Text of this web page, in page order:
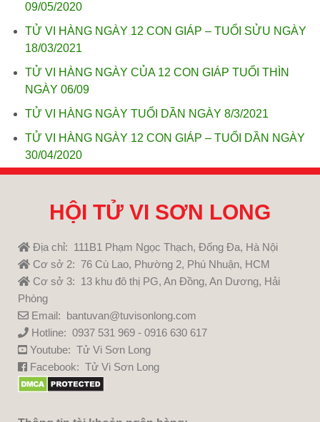
09/05/2020
TỬ VI HÀNG NGÀY 12 CON GIÁP – TUỔI SỬU NGÀY
18/03/2021
TỬ VI HÀNG NGÀY CỦA 12 CON GIÁP TUỔI THÌN
NGÀY 06/09
TỬ VI HÀNG NGÀY TUỔI DẦN NGÀY 8/3/2021
TỬ VI HÀNG NGÀY 12 CON GIÁP – TUỔI DẦN NGÀY
30/04/2020
HỘI TỬ VI SƠN LONG
Địa chỉ: 111B1 Phạm Ngọc Thạch, Đống Đa, Hà Nội
Cơ sở 2: 76 Cù Lao, Phường 2, Phú Nhuận, HCM
Cơ sở 3: 13 khu đô thị PG, An Đồng, An Dương, Hải
Phòng
Email: bantuvan@tuvisonlong.com
Hotline: 0937 531 969 - 0916 630 617
Youtube: Tử Vi Sơn Long
Facebook: Tử Vi Sơn Long